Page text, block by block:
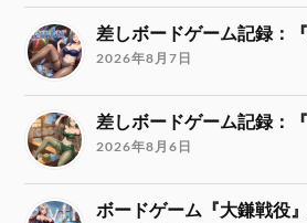
差しボードゲーム記録：
2026年8月7日
差しボードゲーム記録：
2026年8月6日
ボードゲーム『大鎌戦役』